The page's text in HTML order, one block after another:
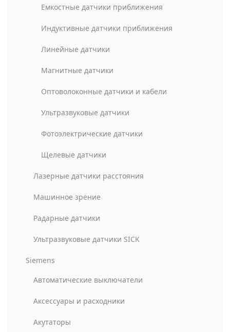
Емкостные датчики приближения
Индуктивные датчики приближения
Линейные датчики
Магнитные датчики
Оптоволоконные датчики и кабели
Ультразвуковые датчики
Фотоэлектрические датчики
Щелевые датчики
Лазерные датчики расстояния
Машинное зрение
Радарные датчики
Ультразвуковые датчики SICK
Siemens
Автоматические выключатели
Аксессуары и расходники
Акутаторы